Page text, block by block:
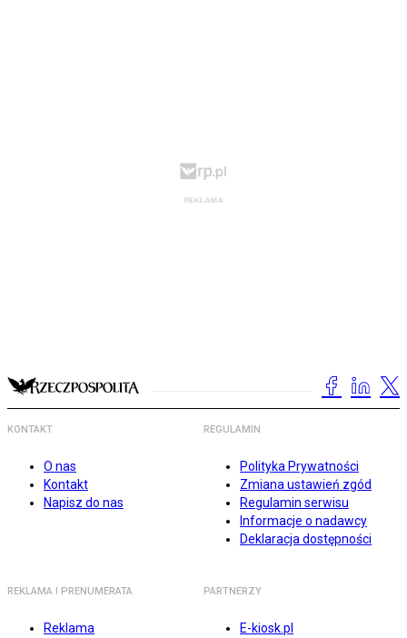
KONTAKT
O nas
Kontakt
Napisz do nas
REGULAMIN
Polityka Prywatności
Zmiana ustawień zgód
Regulamin serwisu
Informacje o nadawcy
Deklaracja dostępności
REKLAMA I PRENUMERATA
Reklama
PARTNERZY
E-kiosk.pl